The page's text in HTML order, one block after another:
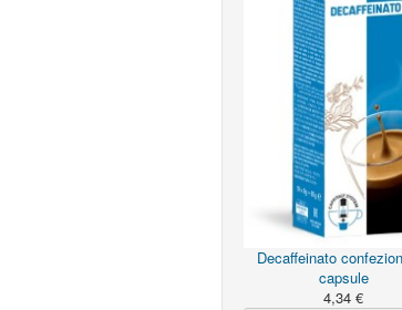
Decaffeinato
capsule
4,34 €